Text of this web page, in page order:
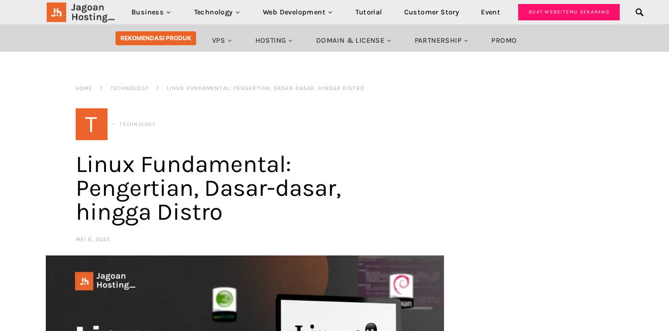
Business Technology Web Development Tutorial Customer Story Event BUAT WEBSITEMU SEKARANG
SEARCH FOR:
REKOMENDASI PRODUK VPS HOSTING DOMAIN & LICENSE PARTNERSHIP PROMO
HOME TECHNOLOGY LINUX FUNDAMENTAL: PENGERTIAN, DASAR-DASAR, HINGGA DISTRO
T TECHNOLOGY
Linux Fundamental:
Pengertian, Dasar-dasar,
hingga Distro
MEI 6, 2025